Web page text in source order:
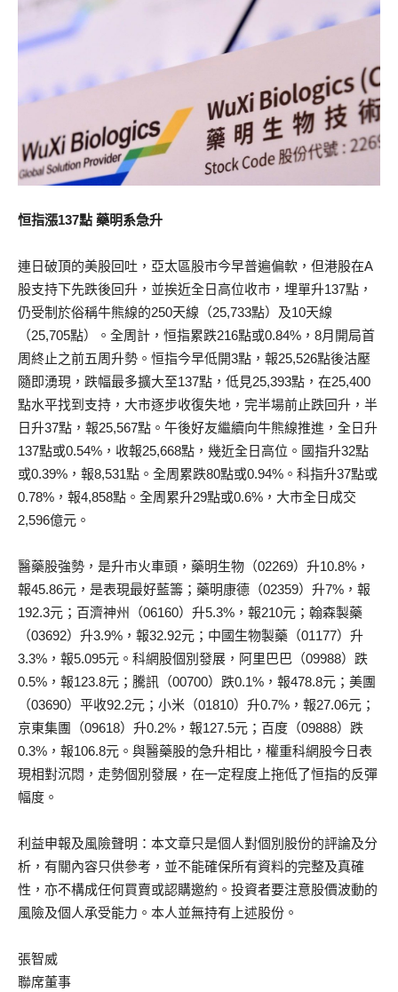
恒指漲137點 藥明系急升
連日破頂的美股回吐，亞太區股市今早普遍偏軟，但港股在A
股支持下先跌後回升，並挨近全日高位收市，埋單升137點，
仍受制於俗稱牛熊線的250天線（25,733點）及10天線
（25,705點）。全周計，恒指累跌216點或0.84%，8月開局首
周終止之前五周升勢。恒指今早低開3點，報25,526點後沽壓
隨即湧現，跌幅最多擴大至137點，低見25,393點，在25,400
點水平找到支持，大市逐步收復失地，完半場前止跌回升，半
日升37點，報25,567點。午後好友繼續向牛熊線推進，全日升
137點或0.54%，收報25,668點，幾近全日高位。國指升32點
或0.39%，報8,531點。全周累跌80點或0.94%。科指升37點或
0.78%，報4,858點。全周累升29點或0.6%，大市全日成交
2,596億元。
醫藥股強勢，是升市火車頭，藥明生物（02269）升10.8%，
報45.86元，是表現最好藍籌；藥明康德（02359）升7%，報
192.3元；百濟神州（06160）升5.3%，報210元；翰森製藥
（03692）升3.9%，報32.92元；中國生物製藥（01177）升
3.3%，報5.095元。科網股個別發展，阿里巴巴（09988）跌
0.5%，報123.8元；騰訊（00700）跌0.1%，報478.8元；美團
（03690）平收92.2元；小米（01810）升0.7%，報27.06元；
京東集團（09618）升0.2%，報127.5元；百度（09888）跌
0.3%，報106.8元。與醫藥股的急升相比，權重科網股今日表
現相對沉悶，走勢個別發展，在一定程度上拖低了恒指的反彈
幅度。
利益申報及風險聲明：本文章只是個人對個別股份的評論及分
析，有關內容只供參考，並不能確保所有資料的完整及真確
性，亦不構成任何買賣或認購邀約。投資者要注意股價波動的
風險及個人承受能力。本人並無持有上述股份。
張智威
聯席董事